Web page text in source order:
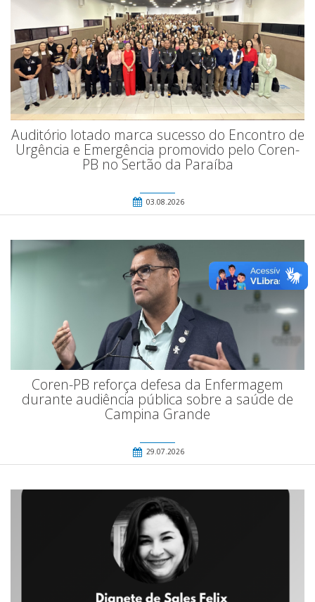
Auditório lotado marca sucesso do Encontro de
Urgência e Emergência promovido pelo Coren-
PB no Sertão da Paraíba
03.08.2026
Coren-PB reforça defesa da Enfermagem
durante audiência pública sobre a saúde de
Campina Grande
29.07.2026